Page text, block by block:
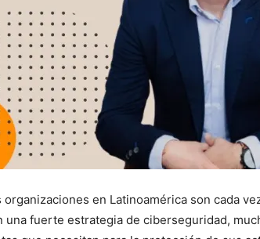
organizaciones en Latinoamérica son cada
una fuerte estrategia de ciberseguridad,